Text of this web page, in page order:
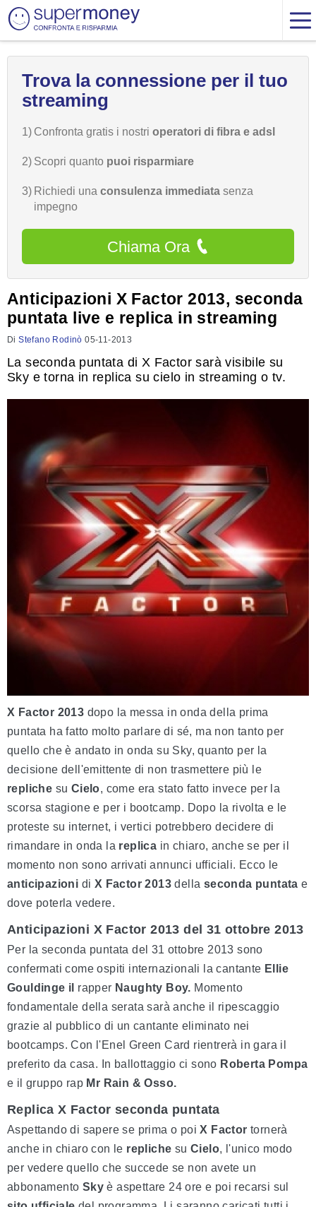
Trova la connessione per il tuo
streaming
1) Confronta gratis i nostri operatori di fibra e adsl
2) Scopri quanto puoi risparmiare
3) Richiedi una consulenza immediata senza
impegno
Chiama Ora
Anticipazioni X Factor 2013, seconda
puntata live e replica in streaming
DiStefano Rodinò 05-11-2013
La seconda puntata di X Factor sarà visibile su
Sky e torna in replica su cielo in streaming o tv.
X Factor 2013 dopo la messa in onda della prima
puntata ha fatto molto parlare di sé, ma non tanto per
quello che è andato in onda su Sky, quanto per la
decisione dell'emittente di non trasmettere più le
repliche su Cielo, come era stato fatto invece per la
scorsa stagione e per i bootcamp. Dopo la rivolta e le
proteste su internet, i vertici potrebbero decidere di
rimandare in onda la replica in chiaro, anche se per il
momento non sono arrivati annunci ufficiali. Ecco le
anticipazioni di X Factor 2013 della seconda puntata e
dove poterla vedere.
Anticipazioni X Factor 2013 del 31 ottobre 2013
Per la seconda puntata del 31 ottobre 2013 sono
confermati come ospiti internazionali la cantante Ellie
Gouldinge il rapper Naughty Boy. Momento
fondamentale della serata sarà anche il ripescaggio
grazie al pubblico di un cantante eliminato nei
bootcamps. Con l'Enel Green Card rientrerà in gara il
preferito da casa. In ballottaggio ci sono Roberta Pompa
e il gruppo rap Mr Rain & Osso.
Replica X Factor seconda puntata
Aspettando di sapere se prima o poiX Factor tornerà
anche in chiaro con le repliche suCielo, l'unico modo
per vedere quello che succede se non avete un
abbonamento Sky è aspettare 24 ore e poi recarsi sul